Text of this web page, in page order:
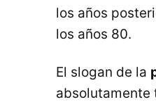
los años
los años 80.
El slogan de la
absolutamente